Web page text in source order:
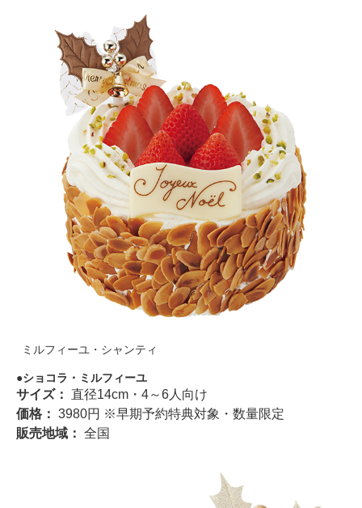
ミルフィーユ・シャンティ
ショコラ・ミルフィーユ
サイズ： 直径14cm・4～6人向け
価格： 3980円 ※早期予約特典対象・数量限定
販売地域： 全国